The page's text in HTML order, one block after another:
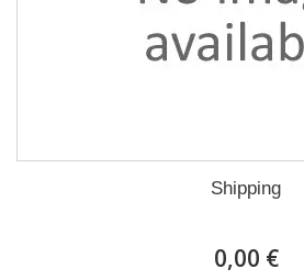
Shipping
0,00 €